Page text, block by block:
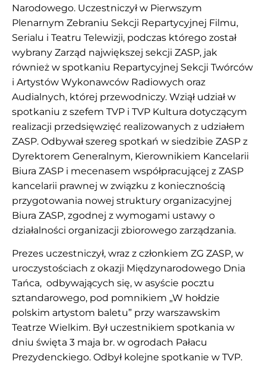
Narodowego. Uczestniczył w Pierwszym
Plenarnym Zebraniu Sekcji Repartycyjnej Filmu,
Serialu i Teatru Telewizji, podczas którego został
wybrany Zarząd największej sekcji ZASP, jak
również w spotkaniu Repartycyjnej Sekcji Twórców
i Artystów Wykonawców Radiowych oraz
Audialnych, której przewodniczy. Wziął udział w
spotkaniu z szefem TVP i TVP Kultura dotyczącym
realizacji przedsięwzięć realizowanych z udziałem
ZASP. Odbywał szereg spotkań w siedzibie ZASP z
Dyrektorem Generalnym, Kierownikiem Kancelarii
Biura ZASP i mecenasem współpracującej z ZASP
kancelarii prawnej w związku z koniecznością
przygotowania nowej struktury organizacyjnej
Biura ZASP, zgodnej z wymogami ustawy o
działalności organizacji zbiorowego zarządzania.
Prezes uczestniczył, wraz z członkiem ZG ZASP, w
uroczystościach z okazji Międzynarodowego Dnia
Tańca, odbywających się, w asyście pocztu
sztandarowego, pod pomnikiem „W hołdzie
polskim artystom baletu” przy warszawskim
Teatrze Wielkim. Był uczestnikiem spotkania w
dniu święta 3 maja br. w ogrodach Pałacu
Prezydenckiego. Odbył kolejne spotkanie w TVP.